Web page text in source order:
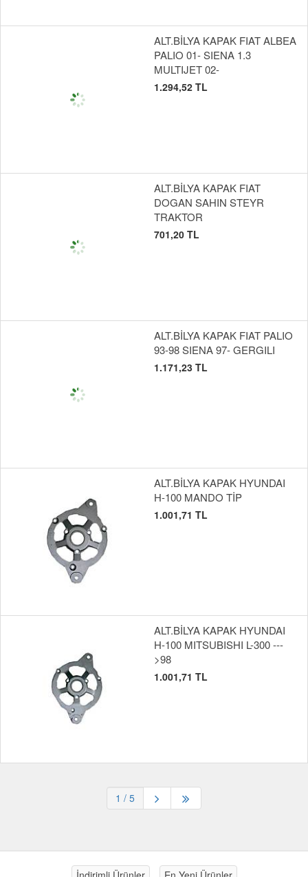
ALT.BİLYA KAPAK FIAT ALBEA
PALIO 01- SIENA 1.3
MULTIJET 02-
1.294,52 TL
ALT.BİLYA KAPAK FIAT
DOGAN SAHIN STEYR
TRAKTOR
701,20 TL
ALT.BİLYA KAPAK FIAT PALIO
93-98 SIENA 97- GERGILI
1.171,23 TL
ALT.BİLYA KAPAK HYUNDAI
H-100 MANDO TİP
1.001,71 TL
ALT.BİLYA KAPAK HYUNDAI
H-100 MITSUBISHI L-300 ---
>98
1.001,71 TL
1 / 5